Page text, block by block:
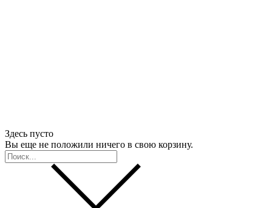
Здесь пусто
Вы еще не положили ничего в свою корзину.